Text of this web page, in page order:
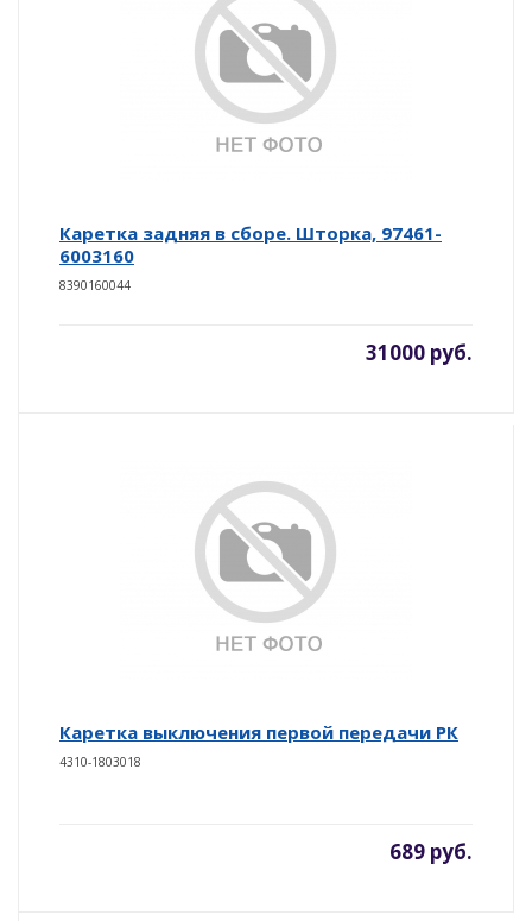
Каретка задняя в сборе. Шторка, 97461-
6003160
8390160044
31000 руб.
Каретка выключения первой передачи РК
4310-1803018
689 руб.